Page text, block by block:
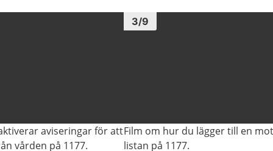
aviseringar för att
vården på 1177.
Bild1
Film om hur du lägger till en
listan på 1177.
3/9